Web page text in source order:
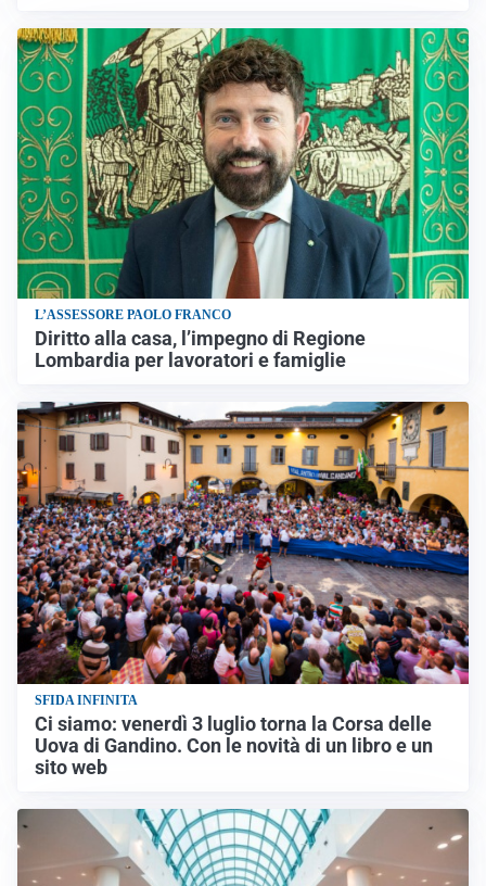
L’ASSESSORE PAOLO FRANCO
Diritto alla casa, l’impegno di Regione
Lombardia per lavoratori e famiglie
SFIDA INFINITA
Ci siamo: venerdì 3 luglio torna la Corsa delle
Uova di Gandino. Con le novità di un libro e un
sito web